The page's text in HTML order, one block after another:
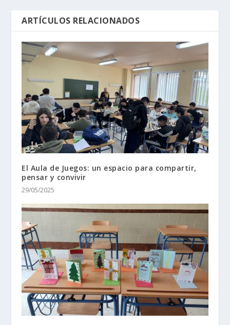
ARTÍCULOS RELACIONADOS
El Aula de Juegos: un espacio para compartir,
pensar y convivir
29/05/2025